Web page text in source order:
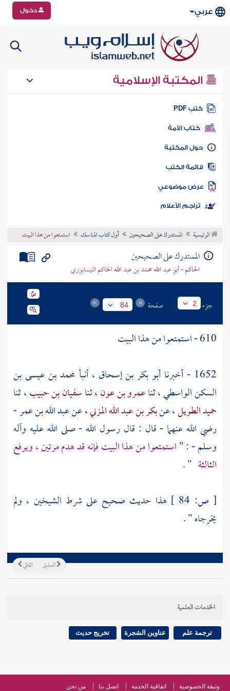
عربي دخول
المكتبة الإسلامية
كتب PDF
كتاب الأمة
المكتبة
الكتب
موضوعي
تراجم الأعلام
الرئيسية المستدرك على الصحيحين أول كتاب المناسك استمتعوا من هذا البيت
المستدرك على الصحيحين
الحاكم - أبو عبد الله محمد بن عبد الله الحاكم النيسابوري
جزء 2 صفحة 84
610 - استمتعوا من هذا البيت
1652 - أخبرنا
أبو بكر بن إسحاق ، أنبأ محمد بن عيسى بن
السكن الواسطي، ثناعمرو بن عون، ثناسفيان بن حبيب، ثنا
حميد الطويل، عنبكر بن عبد الله المزني، عنعبد الله بن عمر-
رضي الله عنهما - قال : قال رسول الله - صلى الله عليه وآله
وسلم - : "استمتعوا من هذا البيت فإنه قد هدم مرتين ، ويرفع
الثالثة " .
[ ص:
هذا حديث صحيح على شرط الشيخين ، ولم
يخرجاه " .
التالي السابق
الخدمات العلمية
ترجمة علم عناوين الشجرة تخريج حديث
وثيقة الخصوصية اتفاقية الخدمة اتصل بنا من نحن